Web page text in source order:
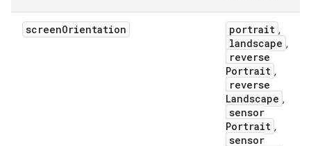
screenOrientation portrait ,
landscape ,
reverse
Portrait ,
reverse
Landscape ,
sensor
Portrait ,
sensor